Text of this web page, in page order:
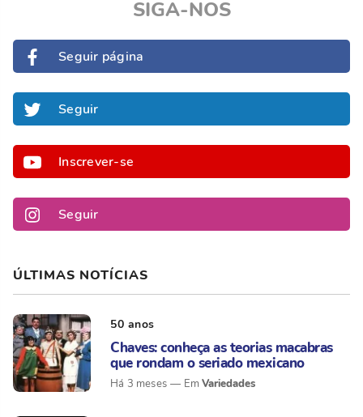
SIGA-NOS
Seguir página
Seguir
Inscrever-se
Seguir
ÚLTIMAS NOTÍCIAS
50 anos
Chaves: conheça as teorias macabras
que rondam o seriado mexicano
Há 3 meses Variedades